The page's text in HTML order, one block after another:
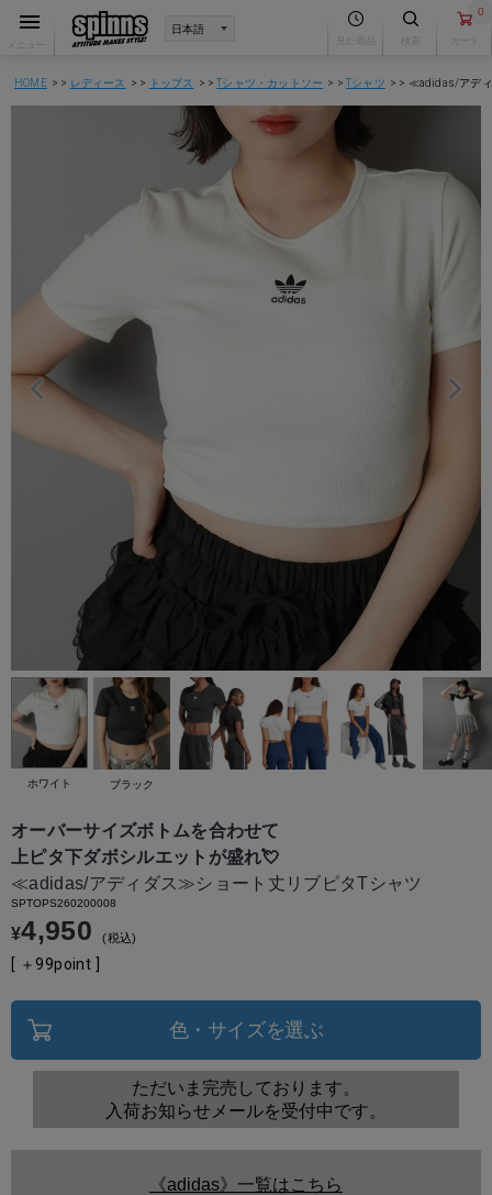
0
HOME レディース トップス Tシャツ・カットソー Tシャツ ≪adidas/アデ
オーバーサイズボトムを合わせて
上ピタ下ダボシルエットが盛れ💘
≪adidas/アディダス≫ショート丈リブピタTシャツ
SPTOPS260200008
¥4,950 税込
[ ＋99point ]
色・サイズを選ぶ
ただいま完売しております。
入荷お知らせメールを受付中です。
《adidas》一覧はこちら
ホワイト ブラック